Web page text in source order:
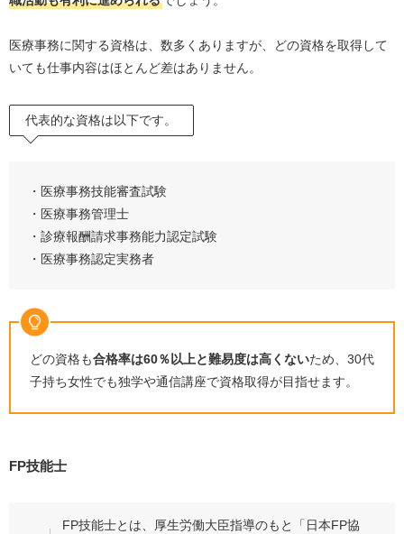
医療事務に関する資格は、数多くありますが、どの資格を取得して
いても仕事内容はほとんど差はありません。
代表的な資格は以下です。
・医療事務技能審査試験
・医療事務管理士
・診療報酬請求事務能力認定試験
・医療事務認定実務者
どの資格も合格率は60％以上と難易度は高くないため、 30代
子持ち女性でも独学や通信講座で資格取得が目指せます。
FP技能士
FP技能士とは、厚生労働大臣指導のもと「日本FP協